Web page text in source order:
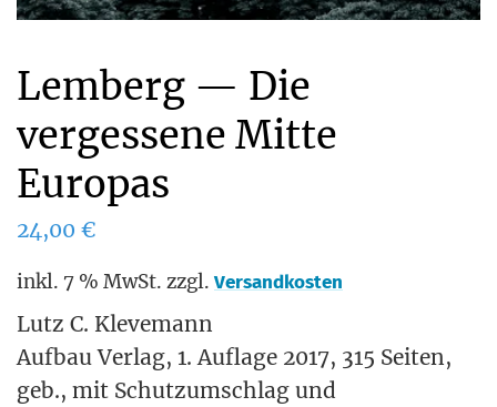
Lemberg — Die
vergessene Mitte
Europas
24,00 €
inkl. 7 % MwSt. zzgl. Versandkosten
Lutz C. Klevemann
Aufbau Verlag, 1. Auflage 2017, 315 Seiten,
geb., mit Schutzumschlag und